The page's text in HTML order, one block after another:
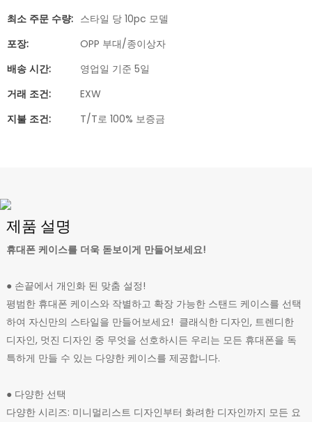
최소 주문 수량: 스타일 당 10pc 모델
포장:
OPP 부대/종이상자
배송 시간:
영업일 기준 5일
거래 조건:
EXW
지불 조건:
T/T로 100% 보증금
제품 설명
휴대폰 케이스를 더욱 돋보이게 만들어보세요!
● 손끝에서 개인화 된 맞춤 설정!
평범한 휴대폰 케이스와 작별하고 확장 가능한 스탠드 케이스를 선택
하여 자신만의 스타일을 만들어보세요! 클래식한 디자인, 트렌디한
디자인, 멋진 디자인 중 무엇을 선호하시든 우리는 모든 휴대폰을 독
특하게 만들 수 있는 다양한 케이스를 제공합니다.
● 다양한 선택
다양한 시리즈: 미니멀리스트 디자인부터 화려한 디자인까지 모든 요